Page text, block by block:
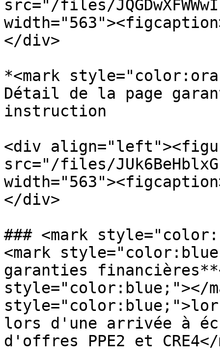
src="/files/
</div>
*<mark
Détail de la page
instruction
<div
src="/files/
</div>
### <mark
<mark
garanties
style="color:blue;"></
lors d'une arrivée à
d'offres PPE2 et CRE4</